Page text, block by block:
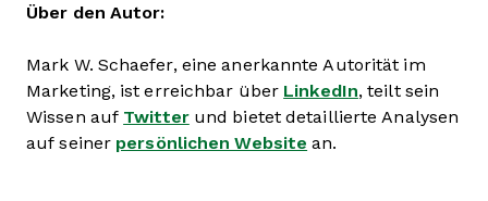
Über den Autor:
Mark W. Schaefer, eine anerkannte Autorität im
Marketing, ist erreichbar über LinkedIn, teilt sein
Wissen auf Twitterund bietet detaillierte Analysen
auf seiner persönlichen Website an.